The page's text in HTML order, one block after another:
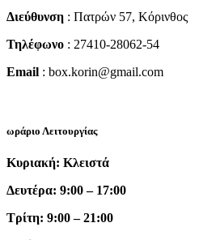
Διεύθυνση : Πατρών 57, Κόρινθος
Τηλέφωνο : 27410-28062-54
Email : box.korin@gmail.com
ωράριο Λειτουργίας
Κυριακή: Κλειστά
Δευτέρα: 9:00 – 17:00
Τρίτη: 9:00 – 21:00